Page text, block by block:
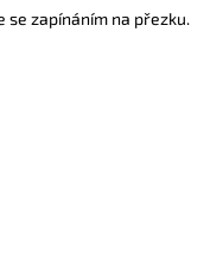
se zapínáním na přezku.